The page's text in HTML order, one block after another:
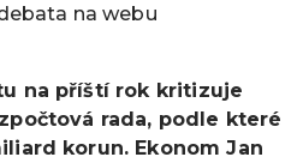
na webu
na příští rok kritizuje
rada, podle které
korun. Ekonom Jan